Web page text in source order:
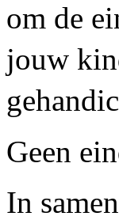
om de
jouw
Geen
In